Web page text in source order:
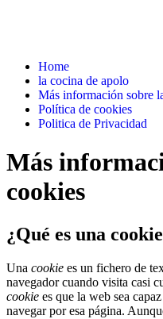
Home
la cocina de apolo
Más información sobre
Política de cookies
Politica de Privacidad
Más
cookies
¿Qué es una
Una cookie es un fichero de
navegador cuando visita casi
cookie es que la web sea
navegar por esa página.